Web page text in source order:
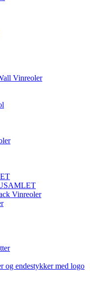
Vinreoler
Vinreoler
og endestykker med logo